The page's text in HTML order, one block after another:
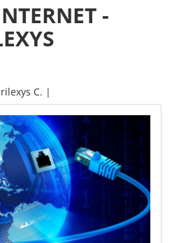
-
C. |